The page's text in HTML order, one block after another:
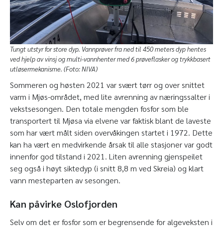
Tungt utstyr for store dyp. Vannprøver fra ned til 450 meters dyp hentes
ved hjelp av vinsj og multi-vannhenter med 6 prøveflasker og trykkbasert
utløsermekanisme. (Foto: NIVA)
Sommeren og høsten 2021 var svært tørr og over snittet
varm i Mjøs-området, med lite avrenning av næringssalter i
vekstsesongen. Den totale mengden fosfor som ble
transportert til Mjøsa via elvene var faktisk blant de laveste
som har vært målt siden overvåkingen startet i 1972. Dette
kan ha vært en medvirkende årsak til alle stasjoner var godt
innenfor god tilstand i 2021. Liten avrenning gjenspeilet
seg også i høyt siktedyp (i snitt 8,8 m ved Skreia) og klart
vann mesteparten av sesongen.
Kan påvirke Oslofjorden
Selv om det er fosfor som er begrensende for algeveksten i